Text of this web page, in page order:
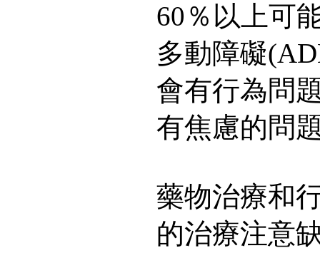
60％以上可
多動障礙
會有行為問
有焦慮的問
藥物治療和
的治療注意